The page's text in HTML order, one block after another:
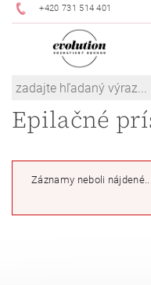
+420 731 514 401
Epilačné
Záznamy neboli nájdené...